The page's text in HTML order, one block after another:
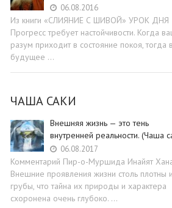
06.08.2016
Из книги «СЛИЯНИЕ С ШИВОЙ» УРОК ДНЯ
Прогресс требует настойчивости. Когда
разум приходит в состояние покоя, тогда
будущее …
ЧАША САКИ
Внешняя жизнь — это тень
внутренней реальности. (Чаша
06.08.2017
Комментарий Пир-о-Муршида Инайят
Внешние проявления жизни столь плотны и
грубы, что тайна их природы и характера
схоронена очень глубоко. …